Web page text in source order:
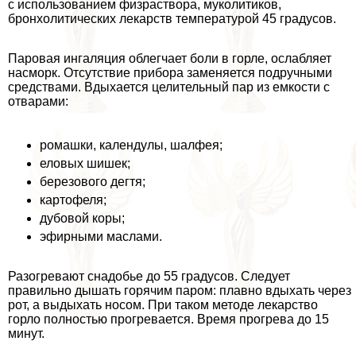
с использованием физраствора, муколитиков,
бронхолитических лекарств температурой 45 градусов.
Паровая ингаляция облегчает боли в горле, ослабляет
насморк. Отсутствие прибора заменяется подручными
средствами. Вдыхается целительный пар из емкости с
отварами:
ромашки, календулы, шалфея;
еловых шишек;
березового дегтя;
картофеля;
дубовой коры;
эфирными маслами.
Разогревают снадобье до 55 градусов. Следует
правильно дышать горячим паром: плавно вдыхать через
рот, а выдыхать носом. При таком методе лекарство
горло полностью прогревается. Время прогрева до 15
минут.